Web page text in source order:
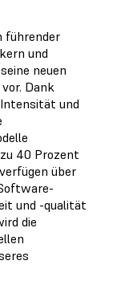
führender
und
neuen
Dank
und
40 Prozent
über
und -qualität
die